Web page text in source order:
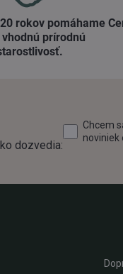
rokov pomáhame
prírodnú
dozvedia:
Chcem
noviniek